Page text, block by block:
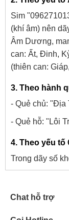
Sim
(khí âm) nên
Âm Dương,
can: Ất, Đinh,
(thiên can:
3. Theo hành
- Quẻ chủ: "Địa
- Quẻ hỗ: "Lôi
4. Theo yếu tố
Trong dãy số
Chat hỗ trợ